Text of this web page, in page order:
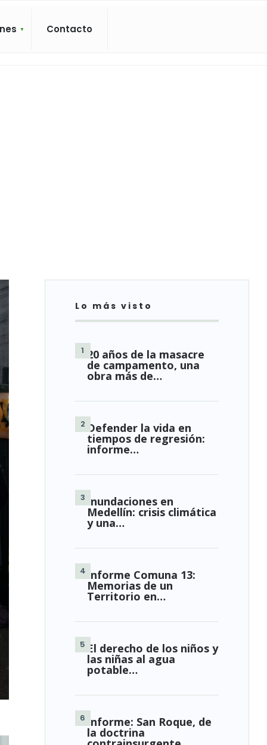
Contacto
Lo más visto
20 años de la masacre
de campamento, una
obra más de…
Defender la vida en
tiempos de regresión:
informe…
Inundaciones en
Medellín: crisis climática
y una…
Informe Comuna 13:
Memorias de un
Territorio en…
El derecho de los niños y
las niñas al agua
potable…
Informe: San Roque, de
la doctrina